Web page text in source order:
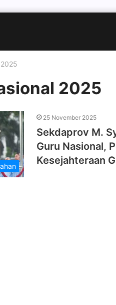
2025
25 November 2025
Sekdaprov M.
Guru Nasional,
Kesejahteraan